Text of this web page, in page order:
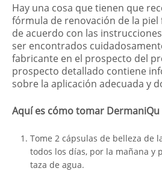
Hay una cosa que tienen que
fórmula de renovación de la piel
de acuerdo con las
ser encontrados
fabricante en el prospecto del
prospecto detallado contiene
sobre la aplicación adecuada y
Aquí es cómo tomar
Tome 2 cápsulas de belleza de
todos los días, por la mañana y
taza de agua.